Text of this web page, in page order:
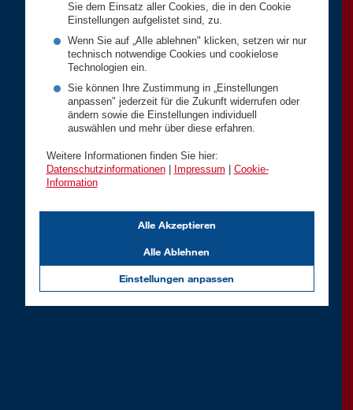
Sie dem Einsatz aller Cookies, die in den Cookie
Einstellungen aufgelistet sind, zu.
Wenn Sie auf „Alle ablehnen" klicken, setzen wir nur
technisch notwendige Cookies und cookielose
Technologien ein.
Sie können Ihre Zustimmung in „Einstellungen
anpassen" jederzeit für die Zukunft widerrufen oder
ändern sowie die Einstellungen individuell
auswählen und mehr über diese erfahren.
Weitere Informationen finden Sie hier:
Datenschutzinformationen| Impressum
Cookie-
Information
Einstellungen anpassen
Alle Ablehnen
Alle Akzeptieren